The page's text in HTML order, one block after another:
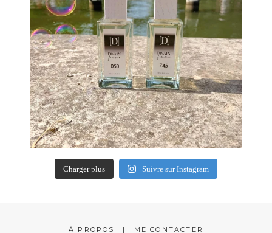
Charger plus Suivre sur Instagram
À PROPOS ME CONTACTER